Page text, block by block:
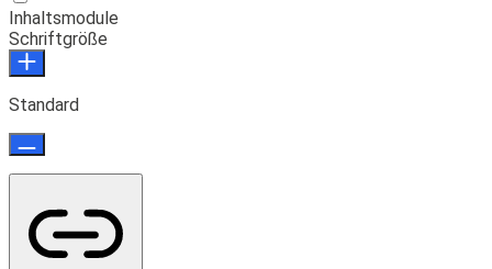
Inhaltsmodule
Schriftgröße
Standard